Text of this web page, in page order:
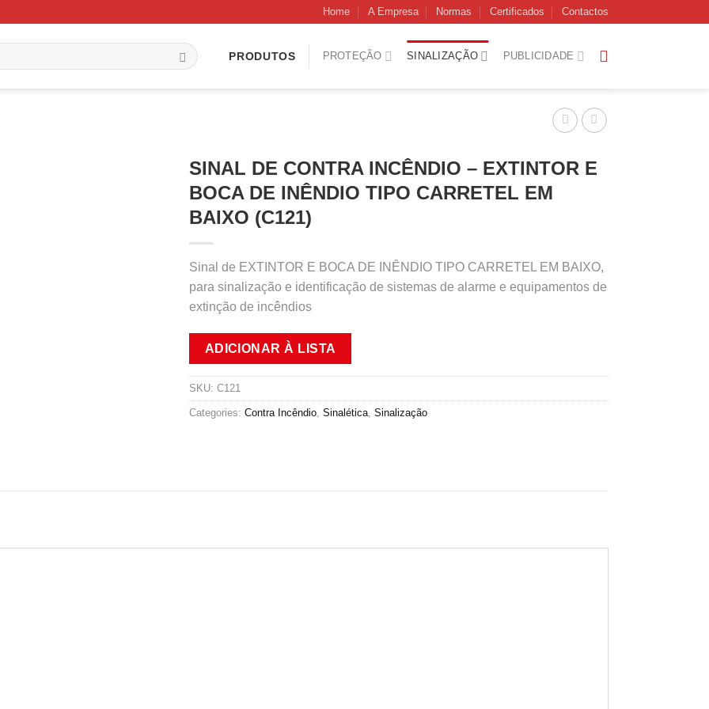
Home A Empresa Normas Certificados Contactos
PRODUTOS PROTEÇÃO SINALIZAÇÃO PUBLICIDADE
SINAL DE CONTRA INCÊNDIO – EXTINTOR E
BOCA DE INÊNDIO TIPO CARRETEL EM
BAIXO (C121)
Sinal de EXTINTOR E BOCA DE INÊNDIO TIPO CARRETEL EM BAIXO,
para sinalização e identificação de sistemas de alarme e equipamentos de
extinção de incêndios
ADICIONAR À LISTA
SKU: C121
Categories: Contra Incêndio, Sinalética, Sinalização